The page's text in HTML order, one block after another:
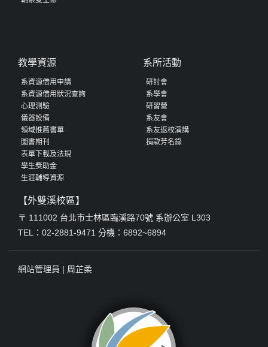
教學資源
系資源借用申請
系資源借用狀況查詢
心理測驗
儀器設備
領域推薦書單
圖書期刊
表單下載及法規
學生獎助金
生涯輔導資源
系所活動
研討會
系學會
研習營
系友會
系友返校演講
捐款芳名錄
【外雙溪校區】
〒 111002 台北市士林區臨溪路70號 系辦公室 L303
TEL：02-2881-9471 分機：6892~6894
網站管理員 | 周芷柔